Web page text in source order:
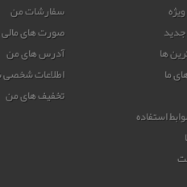
ها
ما
استفاده
سفارشات من
صورت های
آدرس های من
اطلاعات شخصی
تخفیف های من